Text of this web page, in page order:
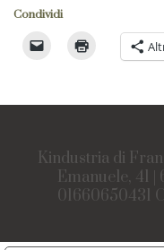
Condividi
Kindustria di
Emanuele, 41
01660650431